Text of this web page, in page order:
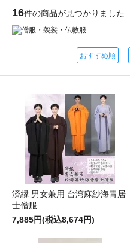
16件の商品が見つかりました
おすすめ順
済縁 男女兼用 台湾麻紗海青居
士僧服
7,885円(税込8,674円)